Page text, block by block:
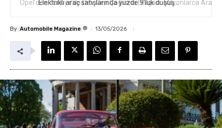
Opel’den Türkiye’de Dev Geri Çağırma Dalgası: Milyonlarca Aracı
By Automobile Magazine ® 13/05/2026